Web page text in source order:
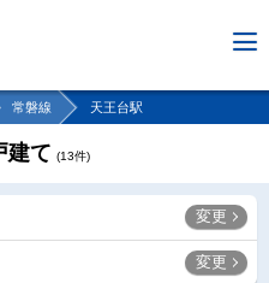
常磐線 天王台駅
建て (13件)
変更
変更